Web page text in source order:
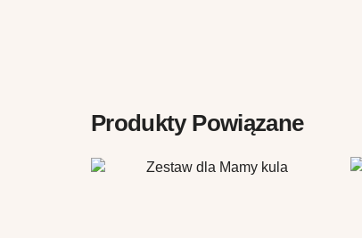
Produkty Powiązane